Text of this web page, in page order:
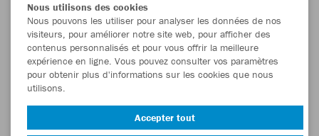
Nous utilisons des cookies
Nous pouvons les utiliser pour analyser les données de nos
visiteurs, pour améliorer notre site web, pour afficher des
contenus personnalisés et pour vous offrir la meilleure
expérience en ligne. Vous pouvez consulter vos paramètres
pour obtenir plus d'informations sur les cookies que nous
utilisons.
Accepter tout